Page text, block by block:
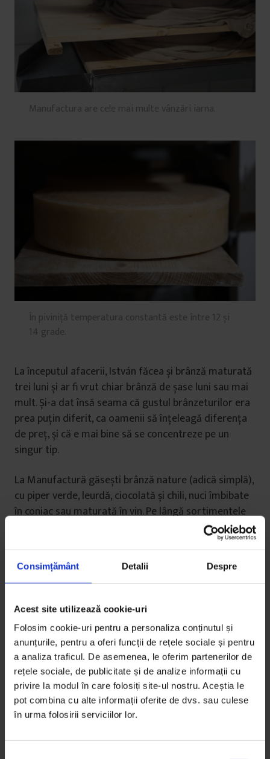
Consimțământ Detalii Despre
Acest site utilizează cookie-uri
Folosim cookie-uri pentru a personaliza conținutul și
anunțurile, pentru a oferi funcții de rețele sociale și pentru
a analiza traficul. De asemenea, le oferim partenerilor de
rețele sociale, de publicitate și de analize informații cu
privire la modul în care folosiți site-ul nostru. Aceștia le
pot combina cu alte informații oferite de dvs. sau culese
în urma folosirii serviciilor lor.
Manufactura are cele mai multe vânzări iarna.
În piviniță temperatura constantă este între 12 și
14 grade.
La începutul afacerii, István făcea și brânză maturată
trei luni și ar fi vrut chiar brânză de șase luni sau mai
mult. Și-a dat însă seama că gustul brânzeturilor era
prea puțin diferit, ca oamenii să înțeleagă diferența
de preț, și că e mai bine să se concentreze pe un
singur tip.
La Manufactură găsești brânză nature (adică simplă),
cu piper verde, leurdă, ciocolată și chili, nuci îmbibate
în coniac sau maturată în vin. Pe lângă sortimentele
deja la vânzare, István pregătește acum încă două:
una cu lavandă și una cu bere de la un producător
local. Mai produce și brânză neagră, cu cărbune,
despre care spune că i-a trebuit curaj să o facă, fiind
neobișnuită pentru piața de la noi, dar care acum
este foarte populară, mai ales printre restaurante.
Cea mai ieftină brânză, cea nature, este 60 de lei
kilogramul, iar cea mai scumpă, cea de capră, 100 de
lei. István a calculat că, dacă o roată brânză de 10
kilograme nu se vinde, el are o pierdere de 100 de
euro.